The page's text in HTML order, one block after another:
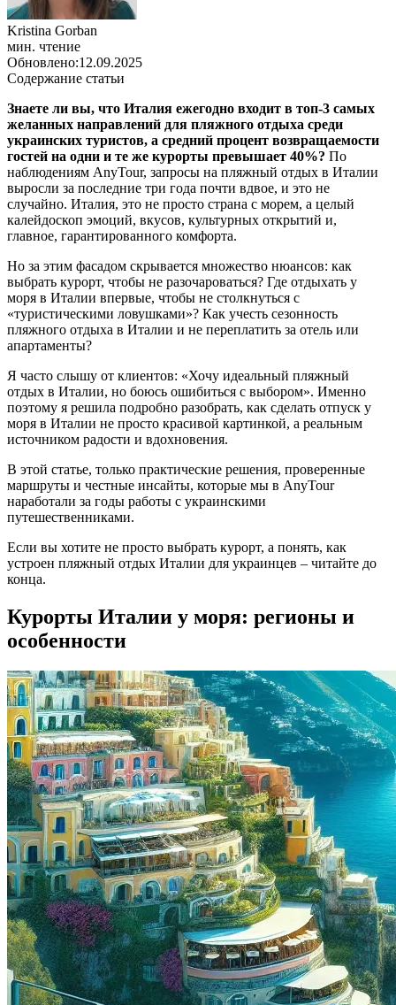
Kristina Gorban
мин. чтение
Обновлено:12.09.2025
Содержание статьи
Знаете ли вы, что Италия ежегодно входит в топ-3 самых
желанных направлений для пляжного отдыха среди
украинских туристов, а средний процент возвращаемости
гостей на одни и те же курорты превышает 40%? По
наблюдениям AnyTour, запросы на пляжный отдых в Италии
выросли за последние три года почти вдвое, и это не
случайно. Италия, это не просто страна с морем, а целый
калейдоскоп эмоций, вкусов, культурных открытий и,
главное, гарантированного комфорта.
Но за этим фасадом скрывается множество нюансов: как
выбрать курорт, чтобы не разочароваться? Где отдыхать у
моря в Италии впервые, чтобы не столкнуться с
«туристическими ловушками»? Как учесть сезонность
пляжного отдыха в Италии и не переплатить за отель или
апартаменты?
Я часто слышу от клиентов: «Хочу идеальный пляжный
отдых в Италии, но боюсь ошибиться с выбором». Именно
поэтому я решила подробно разобрать, как сделать отпуск у
моря в Италии не просто красивой картинкой, а реальным
источником радости и вдохновения.
В этой статье, только практические решения, проверенные
маршруты и честные инсайты, которые мы в AnyTour
наработали за годы работы с украинскими
путешественниками.
Если вы хотите не просто выбрать курорт, а понять, как
устроен пляжный отдых Италии для украинцев – читайте до
конца.
Курорты Италии у моря: регионы и
особенности